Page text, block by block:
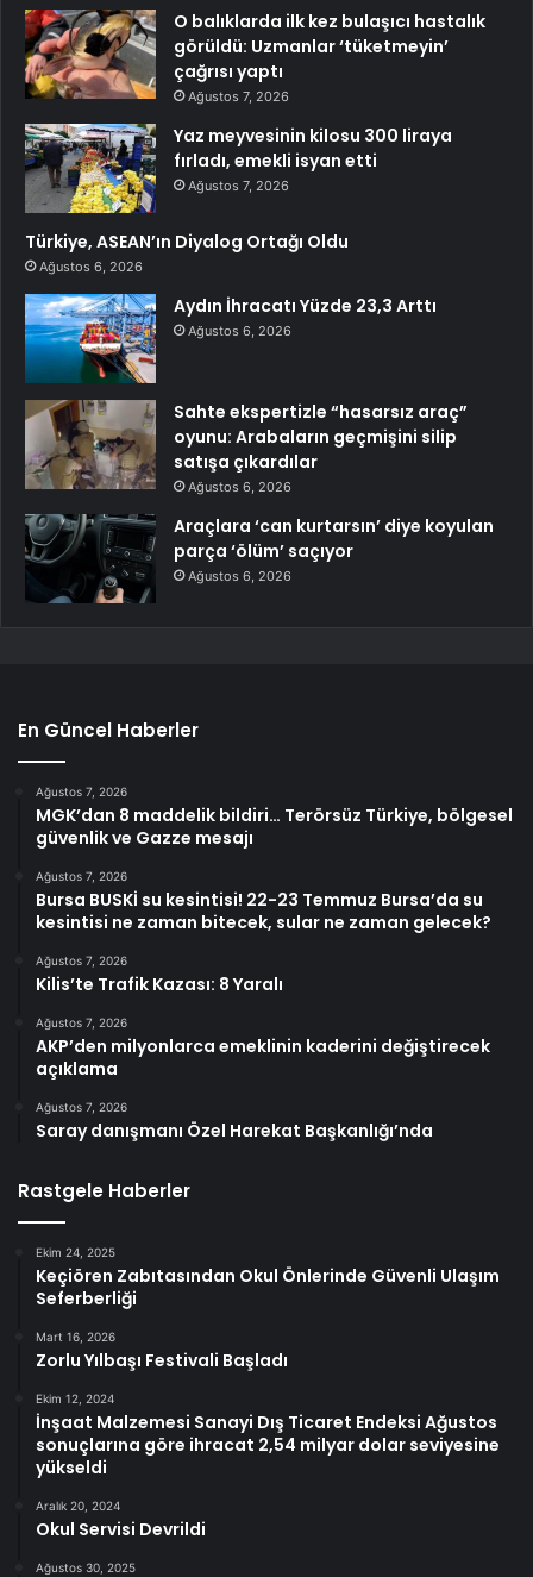
O balıklarda ilk kez bulaşıcı hastalık
görüldü: Uzmanlar ‘tüketmeyin’
çağrısı yaptı
Ağustos 7, 2026
Yaz meyvesinin kilosu 300 liraya
fırladı, emekli isyan etti
Ağustos 7, 2026
Türkiye, ASEAN’ın Diyalog Ortağı Oldu
Ağustos 6, 2026
Aydın İhracatı Yüzde 23,3 Arttı
Ağustos 6, 2026
Sahte ekspertizle “hasarsız araç”
oyunu: Arabaların geçmişini silip
satışa çıkardılar
Ağustos 6, 2026
Araçlara ‘can kurtarsın’ diye koyulan
parça ‘ölüm’ saçıyor
Ağustos 6, 2026
En Güncel Haberler
Ağustos 7, 2026
MGK’dan 8 maddelik bildiri… Terörsüz Türkiye, bölgesel
güvenlik ve Gazze mesajı
Ağustos 7, 2026
Bursa BUSKİ su kesintisi! 22-23 Temmuz Bursa’da su
kesintisi ne zaman bitecek, sular ne zaman gelecek?
Ağustos 7, 2026
Kilis’te Trafik Kazası: 8 Yaralı
Ağustos 7, 2026
AKP’den milyonlarca emeklinin kaderini değiştirecek
açıklama
Ağustos 7, 2026
Saray danışmanı Özel Harekat Başkanlığı’nda
Rastgele Haberler
Ekim 24, 2025
Keçiören Zabıtasından Okul Önlerinde Güvenli Ulaşım
Seferberliği
Mart 16, 2026
Zorlu Yılbaşı Festivali Başladı
Ekim 12, 2024
İnşaat Malzemesi Sanayi Dış Ticaret Endeksi Ağustos
sonuçlarına göre ihracat 2,54 milyar dolar seviyesine
yükseldi
Aralık 20, 2024
Okul Servisi Devrildi
Ağustos 30, 2025